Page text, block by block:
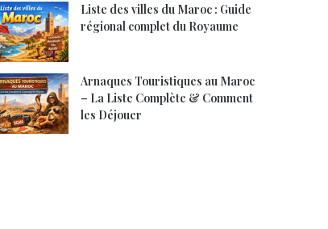
Liste des villes du Maroc : Guide
régional complet du Royaume
Arnaques Touristiques au Maroc
– La Liste Complète & Comment
les Déjouer